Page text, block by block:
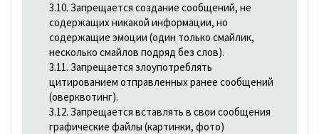
3.10. Запрещается создание сообщений, не
содержащих никакой информации, но
содержащие эмоции (один только смайлик,
несколько смайлов подряд без слов).
3.11. Запрещается злоупотреблять
цитированием отправленных ранее сообщений
(оверквотинг).
3.12. Запрещается вставлять в свои сообщения
графические файлы (картинки, фото)